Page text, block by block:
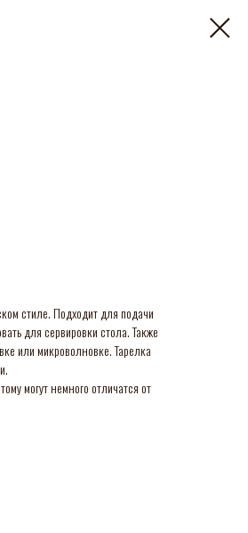
стиле. Подходит для подачи
для сервировки стола. Также
или микроволновке. Тарелка
могут немного отличатся от